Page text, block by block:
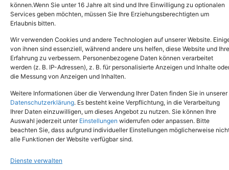
können.Wenn Sie unter 16 Jahre alt sind und Ihre Einwilligung zu optionalen
Services geben möchten, müssen Sie Ihre Erziehungsberechtigten um
Erlaubnis bitten.
Wir verwenden Cookies und andere Technologien auf unserer Website.
von ihnen sind essenziell, während andere uns helfen, diese Website und Ihre
Erfahrung zu verbessern. Personenbezogene Daten können verarbeitet
werden (z. B. IP-Adressen), z. B. für personalisierte Anzeigen und Inhalte
die Messung von Anzeigen und Inhalten.
Weitere Informationen über die Verwendung Ihrer Daten finden Sie in unserer
Datenschutzerklärung. Es besteht keine Verpflichtung, in die Verarbeitung
Ihrer Daten einzuwilligen, um dieses Angebot zu nutzen. Sie können Ihre
Auswahl jederzeit unter Einstellungen widerrufen oder anpassen. Bitte
beachten Sie, dass aufgrund individueller Einstellungen möglicherweise
alle Funktionen der Website verfügbar sind.
Dienste verwalten
Copyright © 2024. Alle Rechte vorbehalten.
Tel.: (02651) - 77438info@tierheim-mayen.de
In der Pluns 1, 56727 Mayen